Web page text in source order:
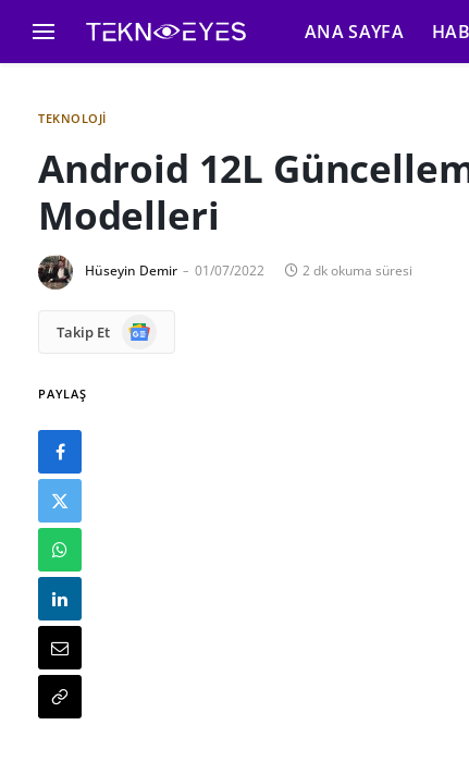
ANA SAYFA
TEKNOLOJI
Android 12L
Modelleri
Hüseyin Demir 01/07/2022 2 dk okuma süresi
Takip Et
Google
News
PAYLAŞ